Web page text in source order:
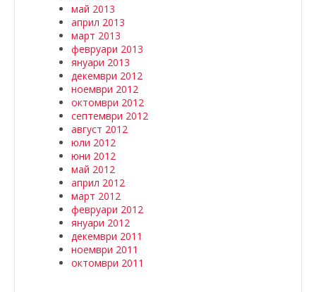
май 2013
април 2013
март 2013
февруари 2013
януари 2013
декември 2012
ноември 2012
октомври 2012
септември 2012
август 2012
юли 2012
юни 2012
май 2012
април 2012
март 2012
февруари 2012
януари 2012
декември 2011
ноември 2011
октомври 2011